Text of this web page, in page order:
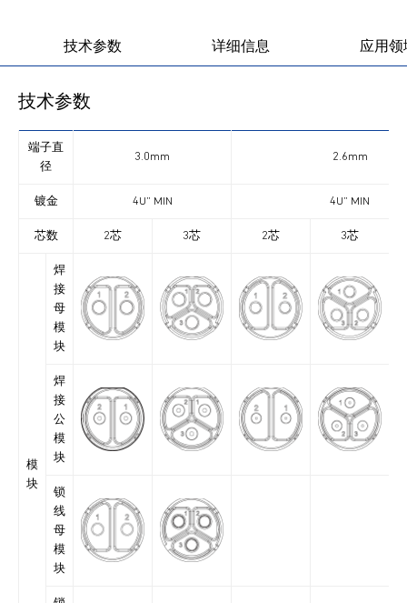
技术参数 详细信息 应用领
技术参数
端子直
径
3.0mm 2.6mm
镀金 4U” MIN 4U” MIN
芯数 2芯 3芯 2芯 3芯
模
块
焊
接
母
模
块
焊
接
公
模
块
锁
线
母
模
块